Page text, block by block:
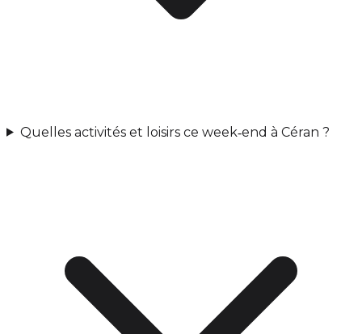
Quelles activités et loisirs ce week‑end à Céran ?